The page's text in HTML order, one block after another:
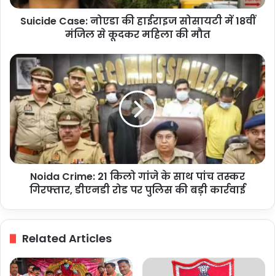
मंजिल
की
मौत
Suicide Case: नोएडा की हाईराइज सोसायटी में 18वीं
मंजिल से कूदकर महिला की मौत
Noida
Crime:
21
किलो
गांजे
के
साथ
पांच
तस्कर
गिरफ्तार,
डीएनडी
कार्रवाई
Noida Crime: 21 किलो गांजे के साथ पांच तस्कर
गिरफ्तार, डीएनडी रोड पर पुलिस की बड़ी कार्रवाई
Related Articles